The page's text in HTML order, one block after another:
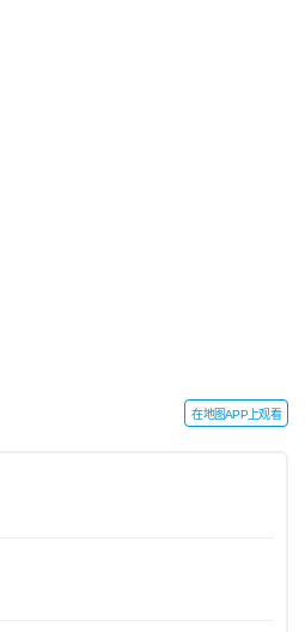
在地图APP上观看